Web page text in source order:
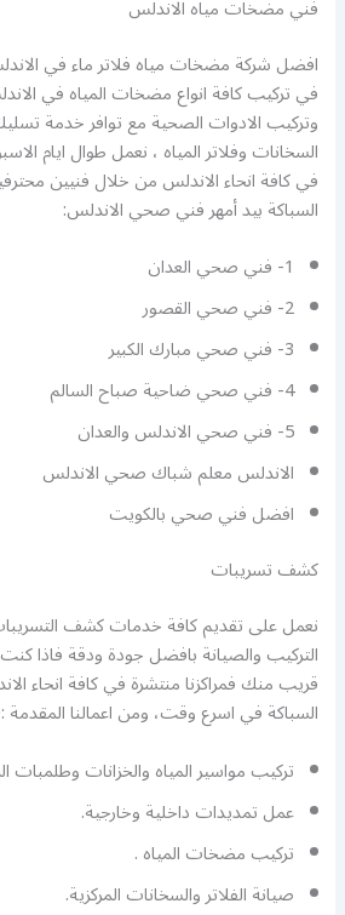
فني مضخات مياه الاندلس
افضل شركة مضخات مياه فلاتر ماء في
في تركيب كافة انواع مضخات المياه في
وتركيب الادوات الصحية مع توافر خدمة
السخانات وفلاتر المياه ، نعمل طوال ايام
في كافة انحاء الاندلس من خلال فنيين
السباكة بيد أمهر فني صحي الاندلس:
1- فني صحي العدان
2- فني صحي القصور
3- فني صحي مبارك الكبير
4- فني صحي ضاحية صباح السالم
5- فني صحي الاندلس والعدان
الاندلس معلم شباك صحي الاندلس
افضل فني صحي بالكويت
كشف تسريبات
نعمل على تقديم كافة خدمات كشف
التركيب والصيانة بافضل جودة ودقة
قريب منك فمراكزنا منتشرة في كافة انحاء
السباكة في اسرع وقت، ومن اعمالنا المقدمة
تركيب مواسير المياه والخزانات وطلمبات
عمل تمديدات داخلية وخارجية.
تركيب مضخات المياه .
صيانة الفلاتر والسخانات المركزية.